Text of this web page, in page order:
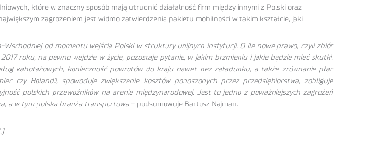
które w znaczny sposób mają utrudnić działalność firm między innymi z Polski oraz
zagrożeniem jest widmo zatwierdzenia pakietu mobilności w takim kształcie, jaki
od momentu wejścia Polski w struktury unijnych instytucji. O ile nowe prawo, czyli zbiór
roku, na pewno wejdzie w życie, pozostaje pytanie, w jakim brzmieniu i jakie będzie mieć skutki.
kabotażowych, konieczność powrotów do kraju nawet bez załadunku, a także zrównanie płac
czy Holandii, spowoduje zwiększenie kosztów ponoszonych przez przedsiębiorstwa, zobliguje
polskich przewoźników na arenie międzynarodowej. Jest to jedno z poważniejszych zagrożeń
a w tym polska branża transportowa – podsumowuje Bartosz Najman.